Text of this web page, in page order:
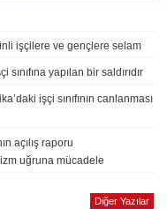
işçilere ve gençlere selam
yapılan bir saldırıdır
işçi sınıfının canlanması
açılış raporu
uğruna mücadele
Diğer Yazılar